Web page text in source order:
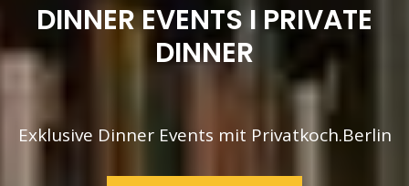
DINNER EVENTS I PRIVATE
DINNER
Exklusive Dinner Events mit Privatkoch.Berlin